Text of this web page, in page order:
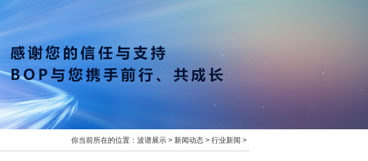
你当前所在的位置： 波谱展示 > 新闻动态 > 行业新闻 >